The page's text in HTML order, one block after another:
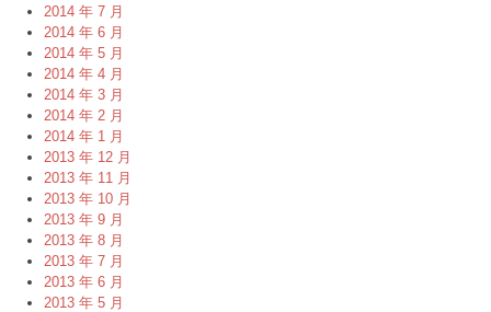
2014 年 7 月
2014 年 6 月
2014 年 5 月
2014 年 4 月
2014 年 3 月
2014 年 2 月
2014 年 1 月
2013 年 12 月
2013 年 11 月
2013 年 10 月
2013 年 9 月
2013 年 8 月
2013 年 7 月
2013 年 6 月
2013 年 5 月